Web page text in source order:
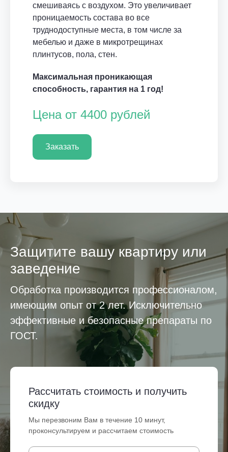
смешиваясь с воздухом. Это увеличивает
проницаемость состава во все
труднодоступные места, в том числе за
мебелью и даже в микротрещинах
плинтусов, пола, стен.
Максимальная проникающая
способность, гарантия на 1 год!
Цена от 4400 рублей
Заказать
Защитите вашу квартиру или
заведение
Обработка производится профессионалом,
имеющим опыт от 2 лет. Исключительно
эффективные и безопасные препараты по
ГОСТ.
Рассчитать стоимость и получить
скидку
Мы перезвоним Вам в течение 10 минут,
проконсультируем и рассчитаем стоимость